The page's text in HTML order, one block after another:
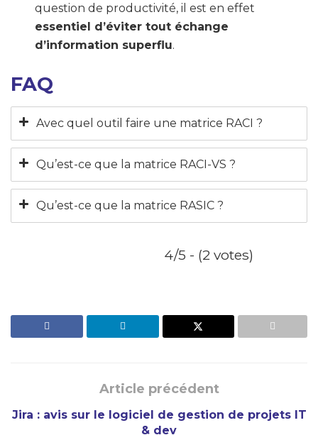
question de productivité, il est en effet
essentiel d’éviter tout échange
d’information superflu.
FAQ
Avec quel outil faire une matrice RACI ?
Qu’est-ce que la matrice RACI-VS ?
Qu’est-ce que la matrice RASIC ?
4/5 - (2 votes)
Article précédent
Jira : avis sur le logiciel de gestion de projets IT
& dev